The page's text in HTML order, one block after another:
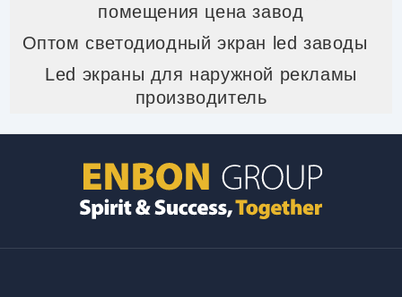
помещения цена завод
Оптом светодиодный экран led заводы
Led экраны для наружной рекламы
производитель